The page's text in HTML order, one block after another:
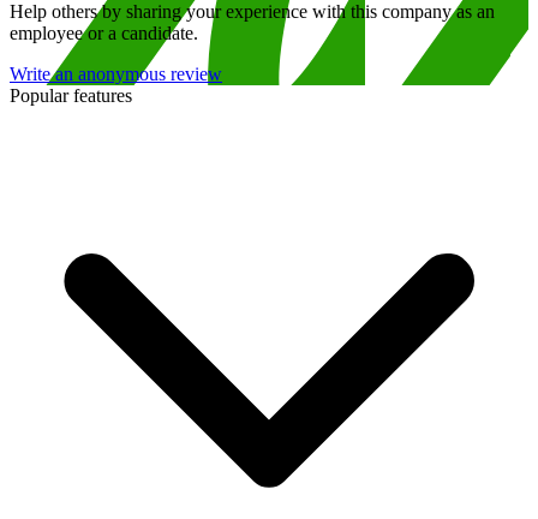
Help others by sharing your experience with this company as an
employee or a candidate.
Write an anonymous review
Popular features